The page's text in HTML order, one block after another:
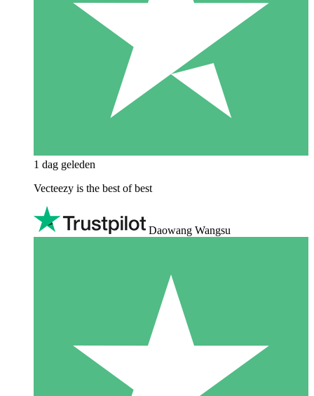
1 dag geleden
Vecteezy is the best of best
Daowang Wangsu